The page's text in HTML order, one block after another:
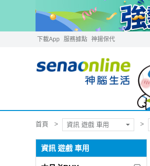
下載App 服務據點 神揚保代
首頁 資訊 遊戲 車用
資訊 遊戲 車用